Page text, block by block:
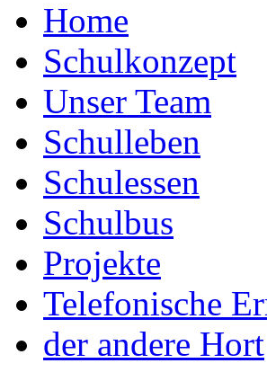
Home
Schulkonzept
Unser Team
Schulleben
Schulessen
Schulbus
Projekte
Telefonische
der andere Hort